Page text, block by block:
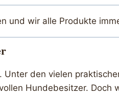
und wir alle Produkte
den vielen
Hundebesitzer. Doch